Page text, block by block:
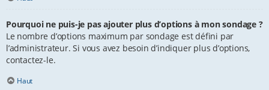
Pourquoi ne puis-je pas ajouter plus d’options à mon sondage ?
Le nombre d’options maximum par sondage est défini par
l’administrateur. Si vous avez besoin d’indiquer plus d’options,
contactez-le.
Haut